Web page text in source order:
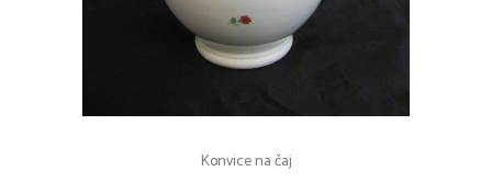
Konvice na čaj